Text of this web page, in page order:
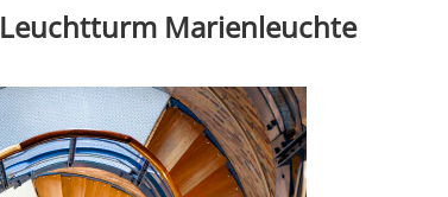
Leuchtturm Marienleuchte